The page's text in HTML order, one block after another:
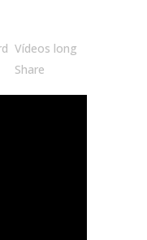
Vídeos long
Share